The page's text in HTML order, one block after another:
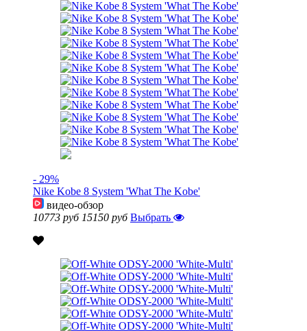
- 29%
Nike Kobe 8 System 'What The Kobe'
видео-обзор
10773 руб 15150 руб Выбрать